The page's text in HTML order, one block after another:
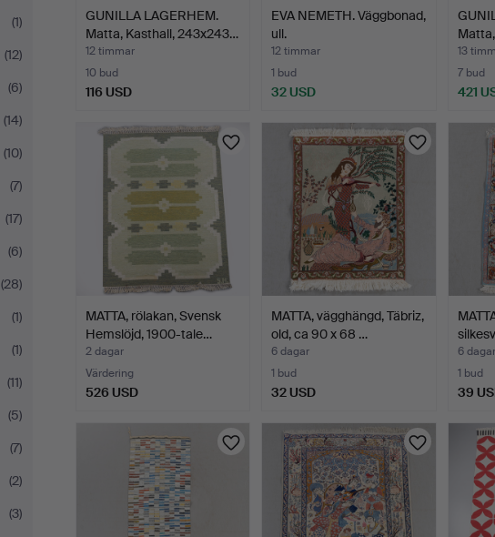
(1)
(12)
(6)
(14)
(10)
(7)
(17)
(6)
(28)
(1)
(1)
(11)
(5)
(7)
(2)
(3)
GUNILLA LAGERHEM.
Matta, Kasthall, 243x243…
12 timmar
10 bud
116 USD
EVA NEMETH. Väggbonad,
ull.
12 timmar
1 bud
32 USD
13
7 bud
421
MATTA, rölakan, Svensk
Hemslöjd, 1900-tale…
2 dagar
Värdering
526 USD
MATTA, vägghängd, Täbriz,
old, ca 90 x 68 …
6 dagar
1 bud
32 USD
6 dagar
1 bud
39